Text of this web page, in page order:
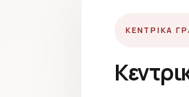
ΚΕΝΤΡΙΚΑ